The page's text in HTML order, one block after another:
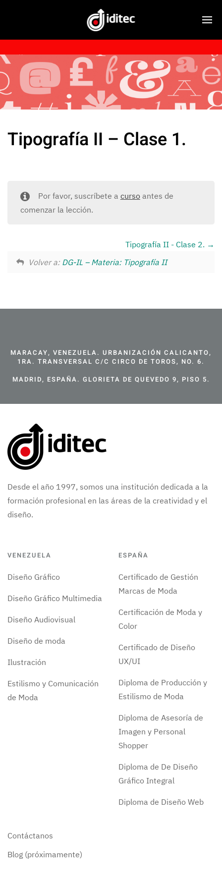
Tipografía II – Clase 1.
Por favor, suscríbete a cursoantes de
comenzar la lección.
Tipografía II - Clase 2.
Volver a: DG-IL – Materia: Tipografía II
MARACAY, VENEZUELA. URBANIZACIÓN CALICANTO,
1RA. TRANSVERSAL C/C CIRCO DE TOROS, NO. 6.
MADRID, ESPAÑA. GLORIETA DE QUEVEDO 9, PISO 5.
Desde el año 1997, somos una institución dedicada a la
formación profesional en las áreas de la creatividad y el
diseño.
VENEZUELA
Diseño Gráfico
Diseño Gráfico Multimedia
Diseño Audiovisual
Diseño de moda
Ilustración
Estilismo y Comunicación
de Moda
ESPAÑA
Certificado de Gestión
Marcas de Moda
Certificación de Moda y
Color
Certificado de Diseño
UX/UI
Diploma de Producción y
Estilismo de Moda
Diploma de Asesoría de
Imagen y Personal
Shopper
Diploma de De Diseño
Gráfico Integral
Diploma de Diseño Web
Contáctanos
Blog (próximamente)